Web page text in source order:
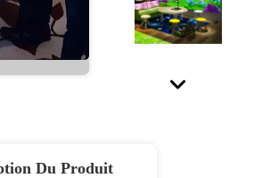
Du Produit